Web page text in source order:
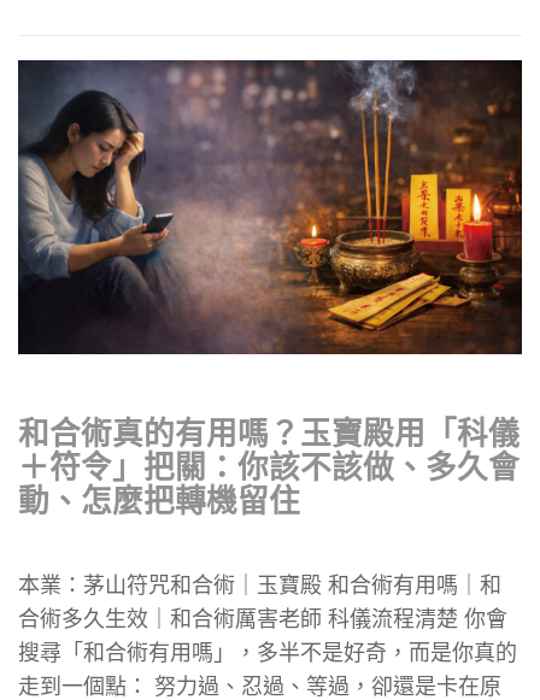
和合術真的有用嗎？玉寶殿用「科儀
＋符令」把關：你該不該做、多久會
動、怎麼把轉機留住
本業：茅山符咒和合術｜玉寶殿 和合術有用嗎｜和
合術多久生效｜和合術厲害老師 科儀流程清楚 你會
搜尋「和合術有用嗎」，多半不是好奇，而是你真的
走到一個點： 努力過、忍過、等過，卻還是卡在原